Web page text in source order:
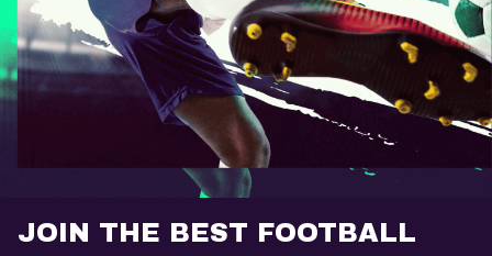
JOIN THE BEST FOOTBALL